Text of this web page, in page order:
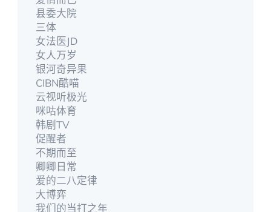
县委大院
三体
女法医JD
女人万岁
银河奇异果
CIBN酷喵
云视听极光
咪咕体育
韩剧TV
促醒者
不期而至
卿卿日常
爱的二八定律
大博弈
我们的当打之年